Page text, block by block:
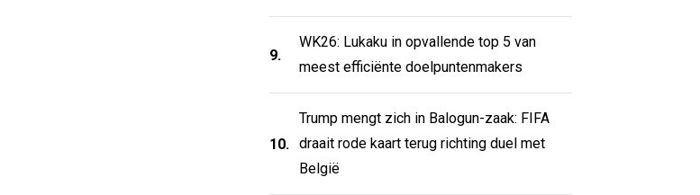
9.
WK26: Lukaku in opvallende top 5 van
meest efficiënte doelpuntenmakers
10.
Trump mengt zich in Balogun-zaak: FIFA
draait rode kaart terug richting duel met
België